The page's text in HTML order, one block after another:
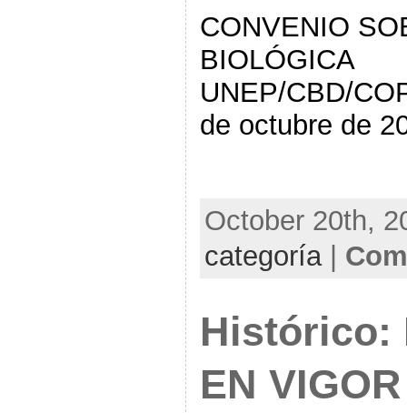
CONVENIO
BIOLÓGICA
UNEP/CBD/
de octubre de
October 20th,
categoría|
Histórico:
EN